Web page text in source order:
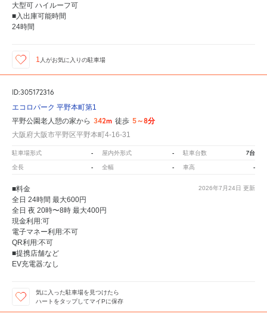
大型可 ハイルーフ可
■入出庫可能時間
24時間
1 人がお気に入りの駐車場
ID:305172316
エコロパーク 平野本町第1
平野公園老人憩の家から 342m 徒歩 5～8分
大阪府大阪市平野区平野本町4-16-31
駐車場形式 - 屋内外形式 - 駐車台数 7台
全長 - 全幅 - 車高 -
2026年7月24日 更新
■料金
全日 24時間 最大600円
全日 夜 20時〜8時 最大400円
現金利用:可
電子マネー利用:不可
QR利用:不可
■提携店舗など
EV充電器:なし
気に入った駐車場を見つけたら
ハートをタップしてマイPに保存